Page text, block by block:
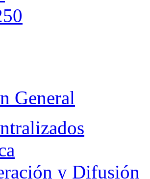
General
y Difusión